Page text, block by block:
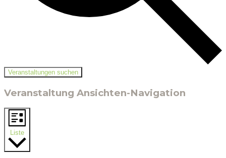
Veranstaltungen suchen
Veranstaltung Ansichten-Navigation
Liste